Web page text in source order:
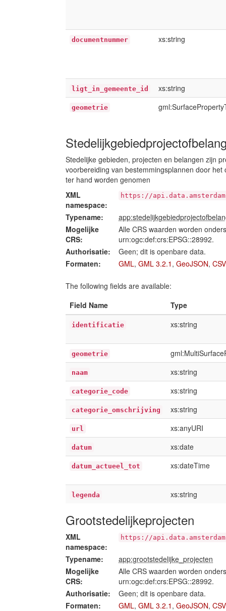
documentnummer xs:string
ligt_in_gemeente_id xs:string
geometrie
Stedelijke gebieden, projecten en belangen zijn
voorbereiding van bestemmingsplannen door
ter hand worden genomen
XML
namespace:
https://
Typename:
Mogelijke
CRS:
Alle CRS waarden worden
urn:ogc:def:crs:EPSG::28992.
Authorisatie:
Geen; dit is openbare data.
Formaten:
GML, GML 3.2.1 , GeoJSON, CSV
The following fields are available:
Field Name
Type
identificatie xs:string
geometrie
naam xs:string
categorie_code xs:string
categorie_omschrijving xs:string
url xs:anyURI
datum xs:date
datum_actueel_tot xs:dateTime
legenda xs:string
Grootstedelijkeprojecten
XML
namespace:
https://
Typename:
app:grootstedelijke_projecten
Mogelijke
CRS:
Alle CRS waarden worden
urn:ogc:def:crs:EPSG::28992.
Authorisatie:
Geen; dit is openbare data.
Formaten:
GML, GML 3.2.1 , GeoJSON, CSV